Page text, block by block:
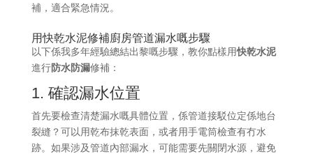
補，適合緊急情況。
用快乾水泥修補廚房管道漏水嘅步驟
以下係我多年經驗總結出黎嘅步驟，教你點樣用快乾水泥
進行防水防漏修補：
1. 確認漏水位置
首先要檢查清楚漏水嘅具體位置，係管道接駁位定係地台
裂縫？可以用乾布抹乾表面，或者用手電筒檢查有冇水
跡。如果涉及管道內部漏水，可能需要先關閉水源，避免